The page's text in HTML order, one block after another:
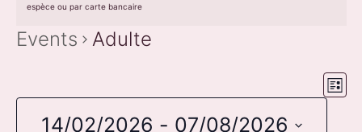
espèce ou par carte bancaire
Events Adulte
List
14/02/2026 - 07/08/2026